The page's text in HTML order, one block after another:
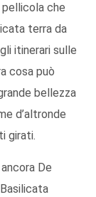
che
terra da
itinerari sulle
cosa può
bellezza
d’altronde
girati.
De